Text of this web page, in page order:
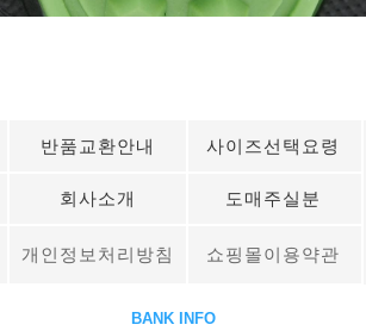
반품교환안내 사이즈선택요령
회사소개 도매주실분
개인정보처리방침 쇼핑몰이용약관
BANK INFO